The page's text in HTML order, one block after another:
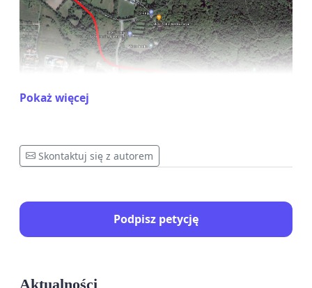
je jedynie w inne miejsce miasta, bezpowrotnie
niszcząc z kolei miejsce cenne przyrodniczo i
Pokaż więcej
Skontaktuj się z autorem
Podpisz petycję
Aktualności